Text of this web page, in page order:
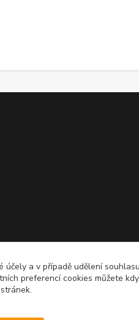
účely a v případě udělení
preferencí cookies můžete